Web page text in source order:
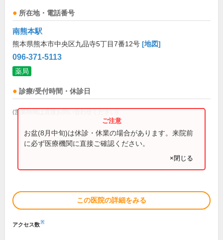
所在地・電話番号
南熊本駅
熊本県熊本市中央区九品寺5丁目7番12号 [地図]
096-371-5113
薬局
診療/受付時間・休診日
(営業時間は直接お問い合わせください)
お盆(8月中旬)は休診・休業の場合があります。来院前
に必ず医療機関に直接ご確認ください。
×閉じる
この医院の詳細をみる
アクセス数※